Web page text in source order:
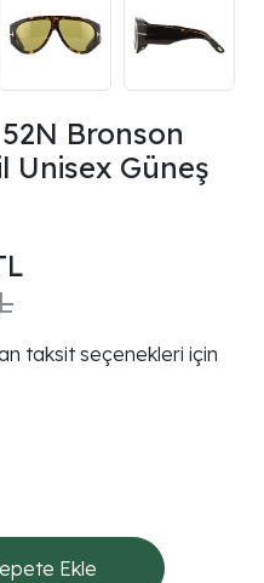
Bronson
Unisex Güneş
taksit seçenekleri için
Ekle